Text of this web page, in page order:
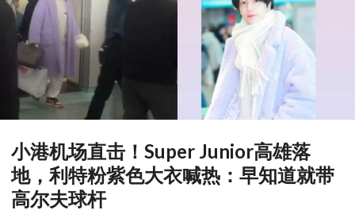
小港机场直击！Super Junior高雄落
地，利特粉紫色大衣喊热：早知道就带
高尔夫球杆